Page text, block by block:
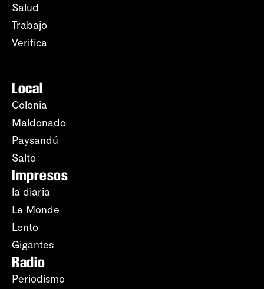
Salud
Trabajo
Verifica
Local
Colonia
Maldonado
Paysandú
Salto
Impresos
la diaria
Le Monde
Lento
Gigantes
Radio
Periodismo